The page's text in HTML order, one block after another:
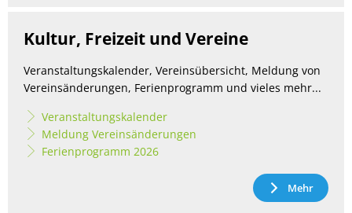
Kultur, Freizeit und Vereine
Veranstaltungskalender, Vereinsübersicht, Meldung von
Vereinsänderungen, Ferienprogramm und vieles mehr...
Veranstaltungskalender
Meldung Vereinsänderungen
Ferienprogramm 2026
Mehr